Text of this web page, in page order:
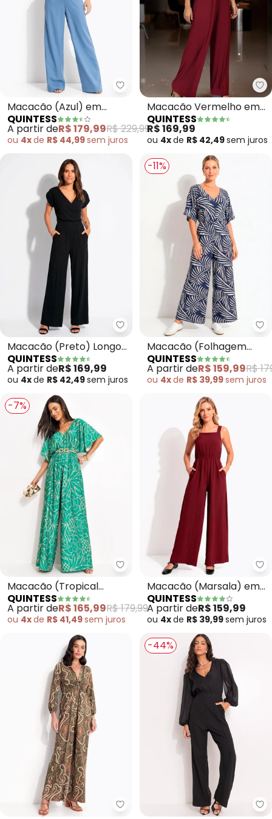
Quintess - Macacão (Azul) em
Macacão (Azul) em
Crepe Plano
QUINTESS
A partir deR$ 179,99R$ 229,99
ou 4xde R$ 44,99sem juros
Macacão Vermelho em
Malha de Viscose
QUINTESS
R$ 169,99
ou 4xde R$ 42,49sem juros
Quintess - Macacão (Preto)
Macacão (Preto) Longo
com Bolsos e Faixa
QUINTESS
A partir deR$ 169,99
ou 4xde R$ 42,49sem juros
-11%
Macacão (Folhagem
Azul) em Malha de
Viscose
QUINTESS
A partir deR$ 159,99R$
ou 4xde R$ 39,99sem juros
-7%
Quintess - Macacão (Tropical
Macacão (Tropical
Verde) em Malha Fria
QUINTESS
A partir deR$ 165,99R$ 179,99
ou 4xde R$ 41,49sem juros
Macacão (Marsala) em
Tecido Air Flow
QUINTESS
A partir deR$ 159,99
ou 4xde R$ 39,99sem juros
Quintess - Macacão
-44%